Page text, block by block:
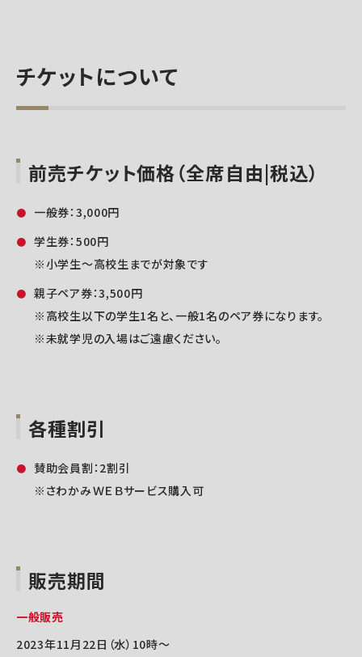
チケットについて
前売チケット価格（全席自由|税込）
一般券：3,000円
学生券：500円
※小学生～高校生までが対象です
親子ペア券：3,500円
※高校生以下の学生1名と、一般1名のペア券になります。
※未就学児の入場はご遠慮ください。
各種割引
賛助会員割：2割引
※さわかみＷＥＢサービス購入可
販売期間
一般販売
2023年11月22日（水）10時～